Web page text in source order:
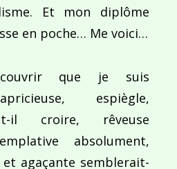
Et mon diplôme
en poche… Me voici…
que je suis
espiègle,
il croire, rêveuse
absolument,
agaçante semblerait-